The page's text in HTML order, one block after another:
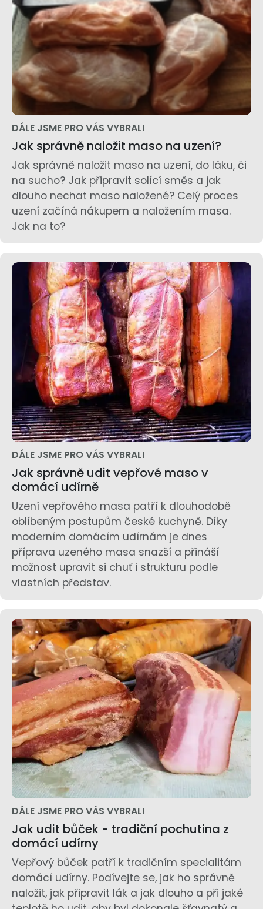
DÁLE JSME PRO VÁS VYBRALI
Jak správně naložit maso na uzení?
Jak správně naložit maso na uzení, do láku, či
na sucho? Jak připravit solící směs a jak
dlouho nechat maso naložené? Celý proces
uzení začíná nákupem a naložením masa.
Jak na to?
DÁLE JSME PRO VÁS VYBRALI
Jak správně udit vepřové maso v
domácí udírně
Uzení vepřového masa patří k dlouhodobě
oblíbeným postupům české kuchyně. Díky
moderním domácím udírnám je dnes
příprava uzeného masa snazší a přináší
možnost upravit si chuť i strukturu podle
vlastních představ.
DÁLE JSME PRO VÁS VYBRALI
Jak udit bůček - tradiční pochutina z
domácí udírny
Vepřový bůček patří k tradičním specialitám
domácí udírny. Podívejte se, jak ho správně
naložit, jak připravit lák a jak dlouho a při jaké